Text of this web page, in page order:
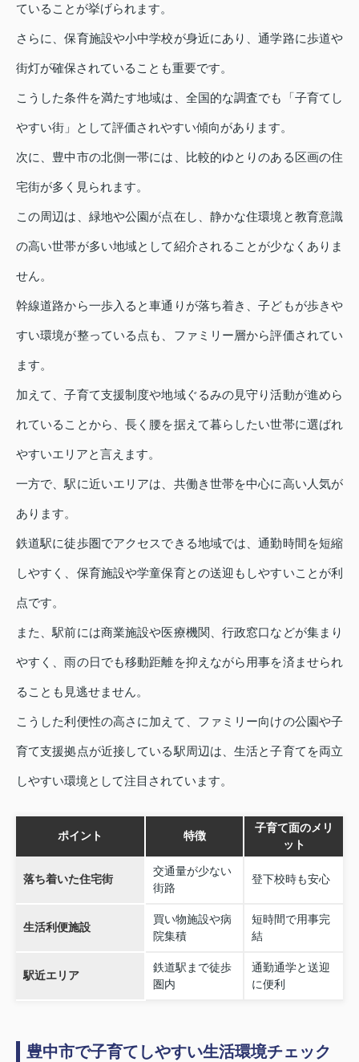
ていることが挙げられます。
さらに、保育施設や小中学校が身近にあり、通学路に歩道や
街灯が確保されていることも重要です。
こうした条件を満たす地域は、全国的な調査でも「子育てし
やすい街」として評価されやすい傾向があります。
次に、豊中市の北側一帯には、比較的ゆとりのある区画の住
宅街が多く見られます。
この周辺は、緑地や公園が点在し、静かな住環境と教育意識
の高い世帯が多い地域として紹介されることが少なくありま
せん。
幹線道路から一歩入ると車通りが落ち着き、子どもが歩きや
すい環境が整っている点も、ファミリー層から評価されてい
ます。
加えて、子育て支援制度や地域ぐるみの見守り活動が進めら
れていることから、長く腰を据えて暮らしたい世帯に選ばれ
やすいエリアと言えます。
一方で、駅に近いエリアは、共働き世帯を中心に高い人気が
あります。
鉄道駅に徒歩圏でアクセスできる地域では、通勤時間を短縮
しやすく、保育施設や学童保育との送迎もしやすいことが利
点です。
また、駅前には商業施設や医療機関、行政窓口などが集まり
やすく、雨の日でも移動距離を抑えながら用事を済ませられ
ることも見逃せません。
こうした利便性の高さに加えて、ファミリー向けの公園や子
育て支援拠点が近接している駅周辺は、生活と子育てを両立
しやすい環境として注目されています。
ポイント 特徴
子育て面のメリ
ット
落ち着いた住宅街
交通量が少ない
街路
登下校時も安心
生活利便施設
買い物施設や病
院集積
短時間で用事完
結
駅近エリア
鉄道駅まで徒歩
圏内
通勤通学と送迎
に便利
豊中市で子育てしやすい生活環境チェック